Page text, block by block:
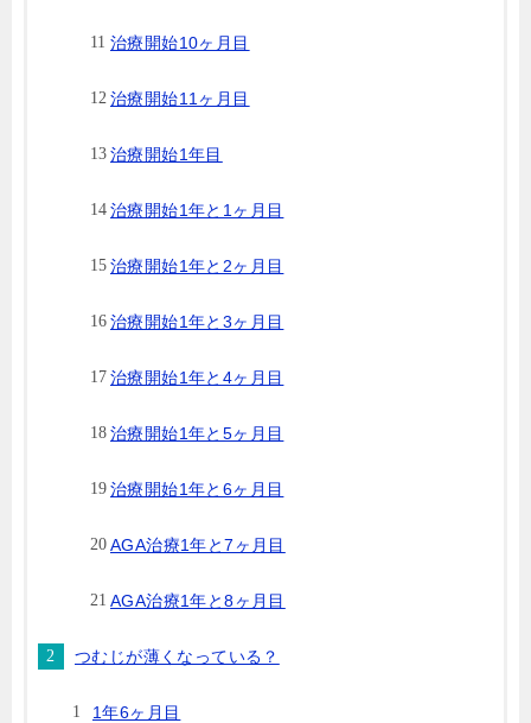
治療開始10ヶ月目
治療開始11ヶ月目
治療開始1年目
治療開始1年と1ヶ月目
治療開始1年と2ヶ月目
治療開始1年と3ヶ月目
治療開始1年と4ヶ月目
治療開始1年と5ヶ月目
治療開始1年と6ヶ月目
AGA治療1年と7ヶ月目
AGA治療1年と8ヶ月目
つむじが薄くなっている？
1年6ヶ月目